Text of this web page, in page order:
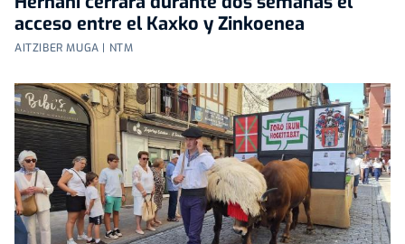
acceso entre el Kaxko y Zinkoenea
AITZIBER MUGA | NTM